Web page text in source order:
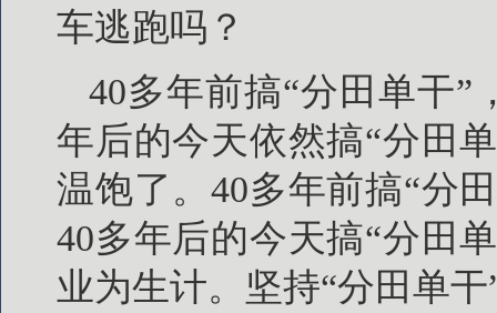
车逃跑吗？
40多年前搞“分田单干”
年后的今天依然搞“分田
温饱了。40多年前搞“分
40多年后的今天搞“分田
业为生计。坚持“分田单